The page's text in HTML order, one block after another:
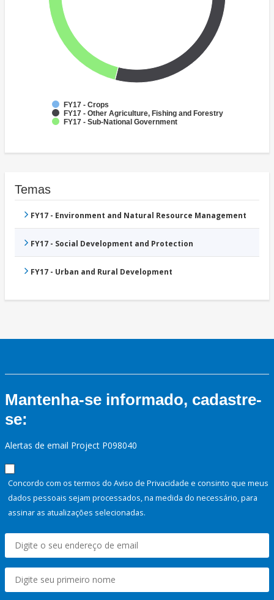
FY17 - Crops
FY17 - Other Agriculture, Fishing and Forestry
FY17 - Sub-National Government
Temas
FY17 - Environment and Natural Resource Management
FY17 - Social Development and Protection
FY17 - Urban and Rural Development
Mantenha-se informado, cadastre-
se:
Alertas de email Project P098040
Concordo com os termos do Aviso de Privacidade e consinto que meus
dados pessoais sejam processados, na medida do necessário, para
assinar as atualizações selecionadas.